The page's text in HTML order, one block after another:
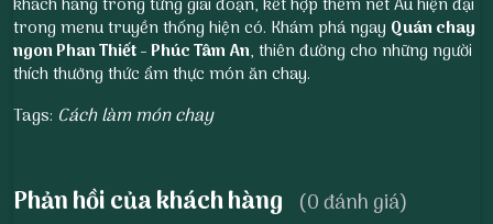
khách hàng trong từng giai đoạn, kết hợp thêm nét Âu hiện đại
trong menu truyền thống hiện có. Khám phá ngay Quán chay
ngon Phan Thiết- Phúc Tâm An, thiên đường cho những người
thích thưởng thức ẩm thực món ăn chay.
Tags: Cách làm món chay
Phản hồi của khách hàng (0 đánh giá)